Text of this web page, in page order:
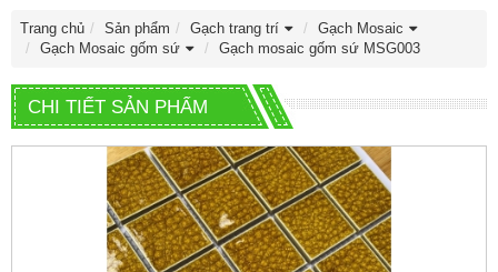
Trang chủ Sản phẩm Gạch trang trí
Gạch Mosaic
Gạch Mosaic gốm sứ
Gạch mosaic gốm sứ MSG003
CHI TIẾT SẢN PHẨM